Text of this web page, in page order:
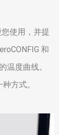
使用，并提
和
温度曲线。
方式。